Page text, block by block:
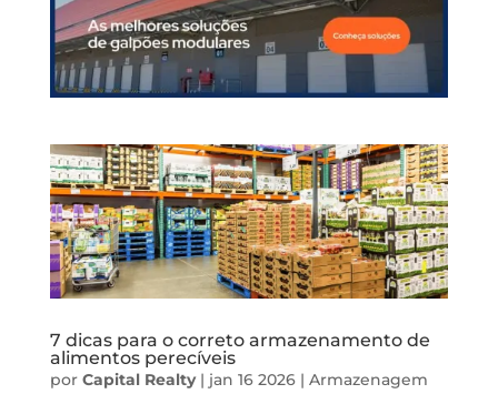
7 dicas para o correto armazenamento de
alimentos perecíveis
por Capital Realty| jan 16 2026| Armazenagem